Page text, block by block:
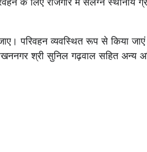
जाए। परिवहन व्यवस्थित रूप से किया
श्री सुनिल गढ़वाल सहित अन्य